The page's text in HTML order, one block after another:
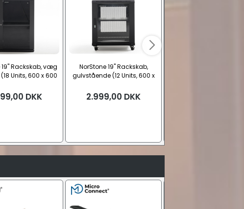
19" Rackskab, væg
Units, 600 x 600
DKK
NorStone 19" Rackskab,
gulvstående (12 Units, 600 x
2.999,00 DKK